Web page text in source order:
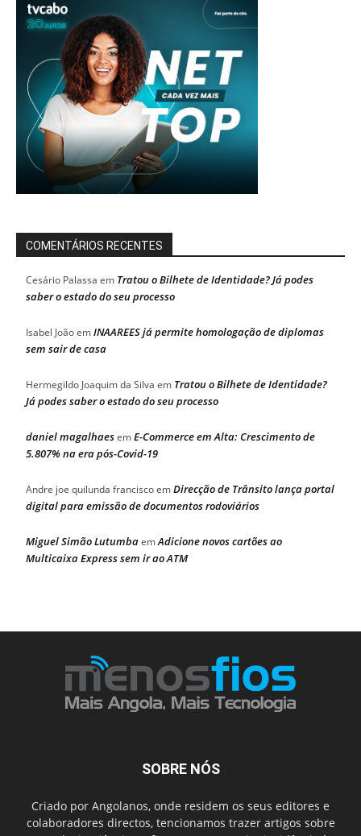
COMENTÁRIOS RECENTES
Cesário Palassa em Tratou o Bilhete de Identidade? Já podes
saber o estado do seu processo
Isabel JoãoemINAAREES já permite homologação de diplomas
sem sair de casa
Hermegildo Joaquim da Silva em Tratou o Bilhete de Identidade?
Já podes saber o estado do seu processo
daniel magalhaesemE-Commerce em Alta: Crescimento de
5.807% na era pós-Covid-19
Andre joe quilunda franciscoemDirecção de Trânsito lança portal
digital para emissão de documentos rodoviários
Miguel Simão LutumbaemAdicione novos cartões ao
Multicaixa Express sem ir ao ATM
SOBRE NÓS
Criado por Angolanos, onde residem os seus editores e
colaboradores directos, tencionamos trazer artigos sobre